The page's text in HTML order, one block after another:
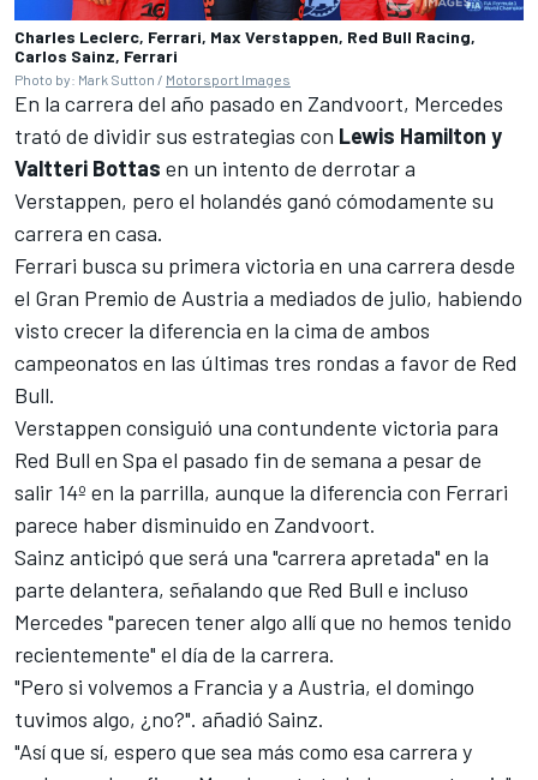
Charles Leclerc, Ferrari, Max Verstappen, Red Bull Racing,
Carlos Sainz, Ferrari
Photo by: Mark Sutton / Motorsport Images
En la carrera del año pasado en Zandvoort, Mercedes
trató de dividir sus estrategias con Lewis Hamilton y
Valtteri Bottas en un intento de derrotar a
Verstappen, pero el holandés ganó cómodamente su
carrera en casa.
Ferrari busca su primera victoria en una carrera desde
el Gran Premio de Austria a mediados de julio, habiendo
visto crecer la diferencia en la cima de ambos
campeonatos en las últimas tres rondas a favor de Red
Bull.
Verstappen consiguió una contundente victoria para
Red Bull en Spa el pasado fin de semana a pesar de
salir 14º en la parrilla, aunque la diferencia con Ferrari
parece haber disminuido en Zandvoort.
Sainz anticipó que será una "carrera apretada" en la
parte delantera, señalando que Red Bull e incluso
Mercedes "parecen tener algo allí que no hemos tenido
recientemente" el día de la carrera.
"Pero si volvemos a Francia y a Austria, el domingo
tuvimos algo, ¿no?". añadió Sainz.
"Así que sí, espero que sea más como esa carrera y